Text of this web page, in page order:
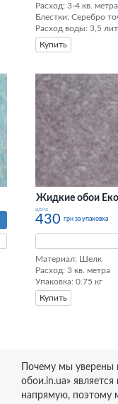
Расход: 3-4 кв. метра
Блестки: Серебро
Расход воды: 3,5
Купить
Жидкие обои
цена
430 грн за упаковка
Материал: Шелк
Расход: 3 кв. метра
Упаковка: 0.75 кг
Купить
Почему мы уверены
обои.in.ua»
напрямую, поэтому